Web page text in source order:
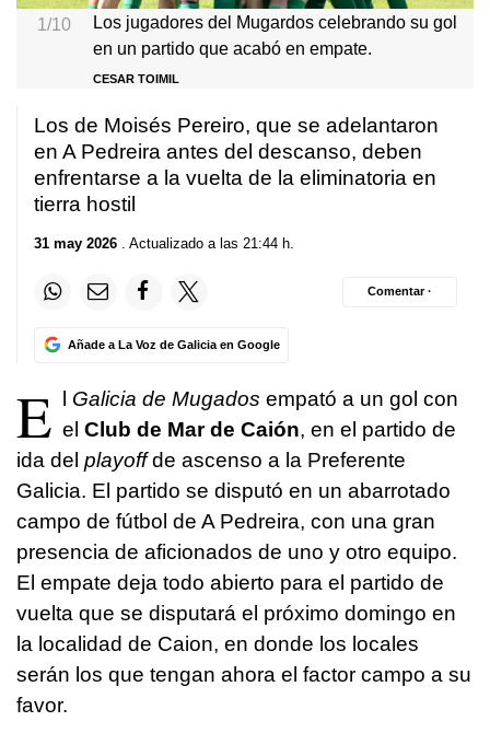
1/10
Los jugadores del Mugardos celebrando su gol
en un partido que acabó en empate.
CESAR TOIMIL
Los de Moisés Pereiro, que se adelantaron
en A Pedreira antes del descanso, deben
enfrentarse a la vuelta de la eliminatoria en
tierra hostil
31 may 2026 . Actualizado a las 21:44 h.
Añade a La Voz de Galicia en Google
Comentar ·
E l Galicia de Mugados empató a un gol con
el Club de Mar de Caión, en el partido de
ida del playoffde ascenso a la Preferente
Galicia. El partido se disputó en un abarrotado
campo de fútbol de A Pedreira, con una gran
presencia de aficionados de uno y otro equipo.
El empate deja todo abierto para el partido de
vuelta que se disputará el próximo domingo en
la localidad de Caion, en donde los locales
serán los que tengan ahora el factor campo a su
favor.